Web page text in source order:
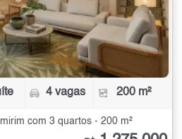
4 vagas 200 m²
com 3 quartos - 200 m²